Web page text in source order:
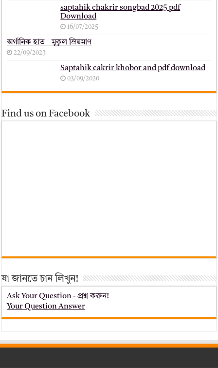
saptahik chakrir songbad 2025 pdf
Download
16/07/2025
অর্গানিক হাত _ মুকুল ম্রিয়মাণ
22/09/2023
Saptahik cakrir khobor and pdf download
03/09/2020
Find us on Facebook
যা জানতে চান লিখুন!
Ask Your Question - প্রশ্ন করুন!
Your Question Answer